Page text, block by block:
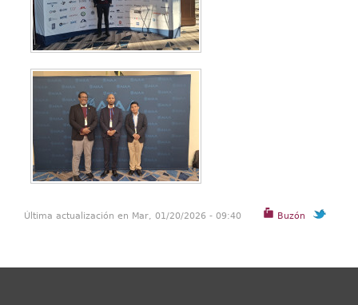
Buzón
Última actualización en Mar, 01/20/2026 - 09:40